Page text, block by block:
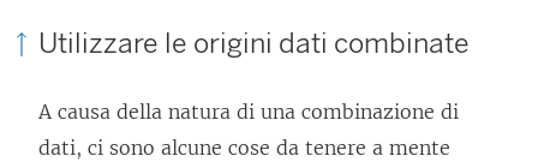
Utilizzare le origini dati combinate
A causa della natura di una combinazione di
dati, ci sono alcune cose da tenere a mente